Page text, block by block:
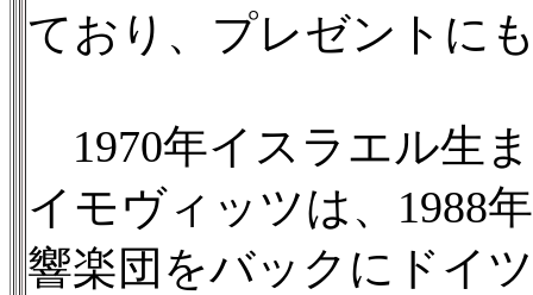
ており、プレゼントに
1970年イスラエル生
イモヴィッツは、1988
響楽団をバックにドイ